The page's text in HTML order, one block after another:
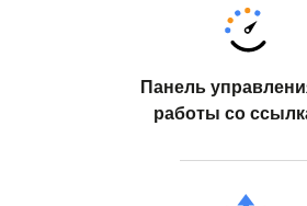
Панель
работы со